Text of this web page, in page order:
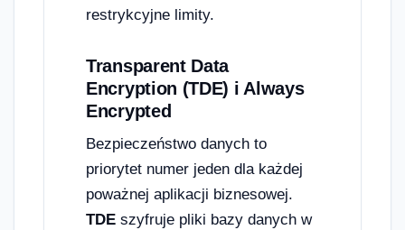
restrykcyjne limity.
Transparent Data
Encryption (TDE) i Always
Encrypted
Bezpieczeństwo danych to
priorytet numer jeden dla każdej
poważnej aplikacji biznesowej.
TDE szyfruje pliki bazy danych w